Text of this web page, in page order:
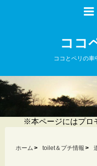
ココ
ココとペリの車
※本ページにはプロ
ホーム toilet＆プチ情報